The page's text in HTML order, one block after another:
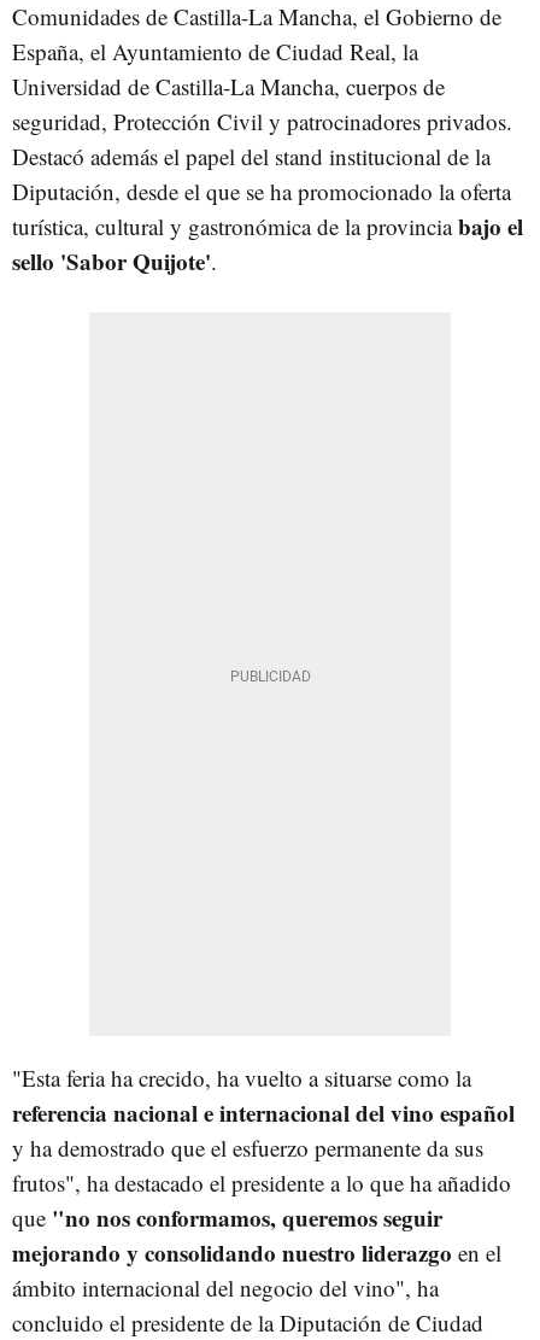
Comunidades de Castilla-La Mancha, el Gobierno de
España, el Ayuntamiento de Ciudad Real, la
Universidad de Castilla-La Mancha, cuerpos de
seguridad, Protección Civil y patrocinadores privados.
Destacó además el papel del stand institucional de la
Diputación, desde el que se ha promocionado la oferta
turística, cultural y gastronómica de la provinciabajo el
sello 'Sabor Quijote'.
"Esta feria ha crecido, ha vuelto a situarse como la
referencia nacional e internacional del vino español
y ha demostrado que el esfuerzo permanente da sus
frutos", ha destacado el presidente a lo que ha añadido
que "no nos conformamos, queremos seguir
mejorando y consolidando nuestro liderazgo en el
ámbito internacional del negocio del vino", ha
concluido el presidente de la Diputación de Ciudad